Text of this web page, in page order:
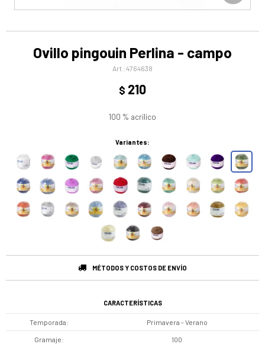
Ovillo pingouin Perlina - campo
4764638
$ 210
100 % acrílico
Variantes:
MÉTODOS Y COSTOS DE ENVÍO
CARACTERÍSTICAS
Temporada Primavera - Verano
Gramaje 100